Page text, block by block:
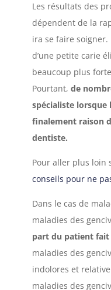
Les résultats des
dépendent de la
ira se faire
d’une petite carie
beaucoup plus
Pourtant, de
spécialiste lorsque
finalement raison
dentiste.
Pour aller plus loin
conseils pour ne
Dans le cas de
maladies des
part du patient
maladies des
indolores et
maladies des